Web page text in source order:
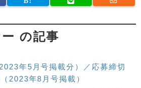
の記事
年5月号掲載分）／応募締切
2023年8月号掲載）